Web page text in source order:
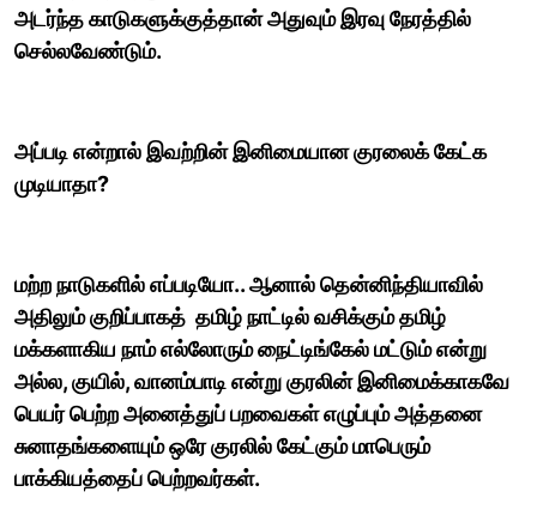
அடர்ந்த காடுகளுக்குத்தான் அதுவும் இரவு நேரத்தில்
செல்லவேண்டும்.
அப்படி என்றால் இவற்றின் இனிமையான குரலைக் கேட்க
முடியாதா?
மற்ற நாடுகளில் எப்படியோ.. ஆனால் தென்னிந்தியாவில்
அதிலும் குறிப்பாகத் தமிழ் நாட்டில் வசிக்கும் தமிழ்
மக்களாகிய நாம் எல்லோரும் நைட்டிங்கேல் மட்டும் என்று
அல்ல, குயில், வானம்பாடி என்று குரலின் இனிமைக்காகவே
பெயர் பெற்ற அனைத்துப் பறவைகள் எழுப்பும் அத்தனை
சுனாதங்களையும் ஒரே குரலில் கேட்கும் மாபெரும்
பாக்கியத்தைப் பெற்றவர்கள்.